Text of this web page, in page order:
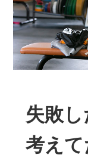
失敗
考え